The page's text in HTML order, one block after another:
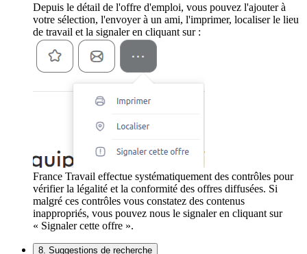
Depuis le détail de l'offre d'emploi, vous pouvez l'ajouter à
votre sélection, l'envoyer à un ami, l'imprimer, localiser le lieu
de travail et la signaler en cliquant sur :
France Travail effectue systématiquement des contrôles pour
vérifier la légalité et la conformité des offres diffusées. Si
malgré ces contrôles vous constatez des contenus
inappropriés, vous pouvez nous le signaler en cliquant sur
« Signaler cette offre ».
8. Suggestions de recherche